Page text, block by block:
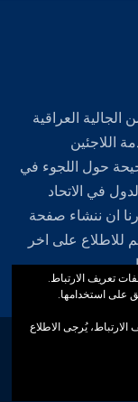
العراقية
اللاجئين
حول اللجوء في
في الاتحاد
ان ننشاء صفحة
للاطلاع على اخر
.
اللاجئين العراقيين
تعريف الارتباط.
على استخدامها.
يُرجى الاطلاع